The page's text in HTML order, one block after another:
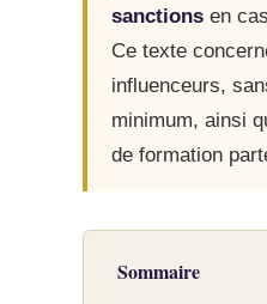
sanctionsen
Ce texte
influenceurs,
minimum, ainsi
de formation
Sommaire